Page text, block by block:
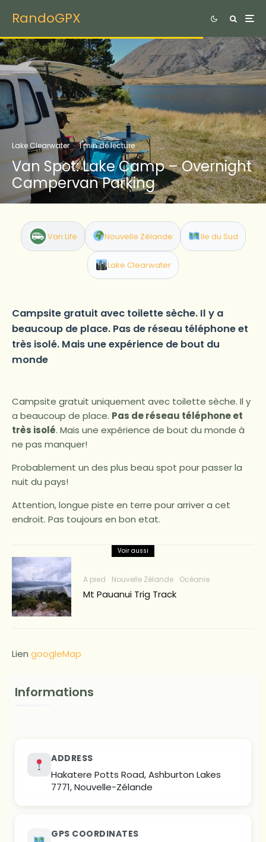
RandoGPX
Lake Clearwater · 1 min de lecture
Van Spot: Lake Camp – Overnight
Campervan Parking
Van Life Nouvelle Zélande Ile du Sud
Lake Clearwater
Campsite gratuit avec toilette sèche. Il y a
beaucoup de place. Pas de réseau téléphone et
très isolé. Mais une expérience de bout du
monde
Campsite gratuit uniquement avec toilette sèche. Il y
a beaucoup de place. Pas de réseau téléphone et
très isolé. Mais une expérience de bout du monde à
ne pas manquer!
Probablement un des plus beau spot pour passer la
nuit du pays!
Attention, longue piste en terre pour arriver a cet
endroit. Pas toujours en bon etat.
Voir aussi
A pied Nouvelle Zélande Océanie
Mt Pauanui Trig Track
Lien googleMap
Informations
ADDRESS
Hakatere Potts Road, Ashburton Lakes
7771, Nouvelle-Zélande
GPS COORDINATES